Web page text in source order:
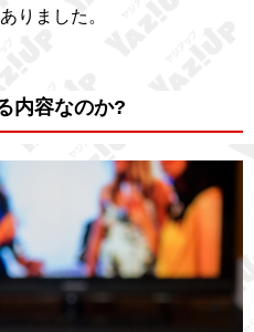
りました。
内容なのか?